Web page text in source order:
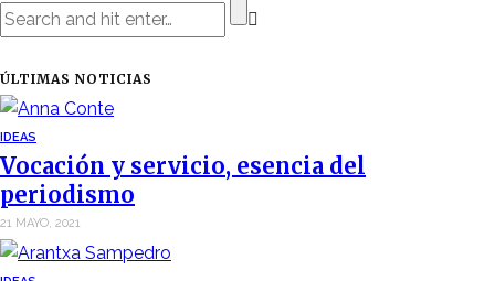
ÚLTIMAS NOTICIAS
IDEAS
Vocación y servicio, esencia del
periodismo
21 MAYO, 2021